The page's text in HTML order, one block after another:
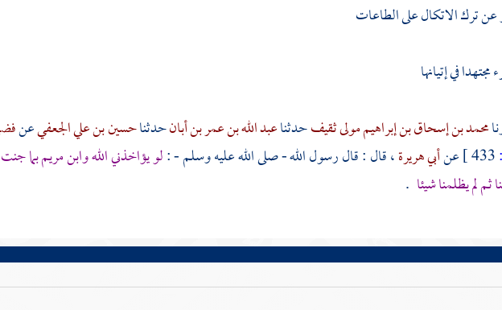
عن ترك الاتكال على الطاعات
في إتيانها
محمد بن إسحاق بن إبراهيم مولى ثقيفحدثناعبد الله بن عمر بن أبانحدثناحسين بن علي الجعفيعن
عنأبي هريرة، قال : قال رسول الله - صلى الله عليه وسلم - :لو يؤاخذني اللهوابن مريمبما
ثم لم يظلمنا شيئا .